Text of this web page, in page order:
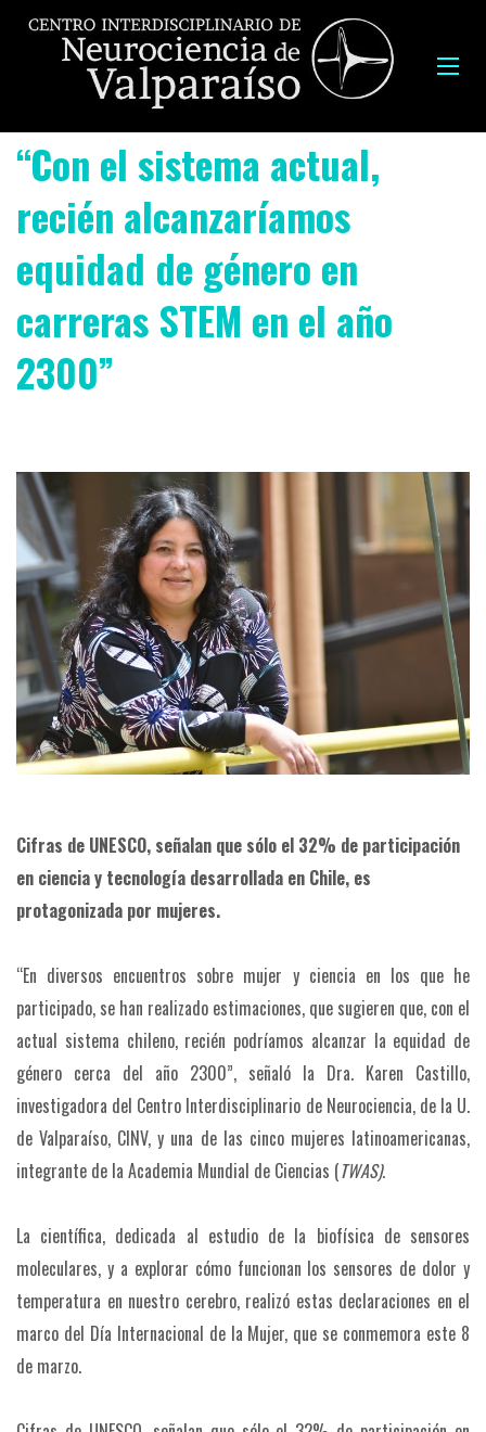
“Con el sistema actual,
recién alcanzaríamos
equidad de género en
carreras STEM en el año
2300”
Cifras de UNESCO, señalan que sólo el 32% de participación
en ciencia y tecnología desarrollada en Chile, es
protagonizada por mujeres.
“En diversos encuentros sobre mujer y ciencia en los que he
participado, se han realizado estimaciones, que sugieren que, con el
actual sistema chileno, recién podríamos alcanzar la equidad de
género cerca del año 2300”, señaló la Dra. Karen Castillo,
investigadora del Centro Interdisciplinario de Neurociencia, de la U.
de Valparaíso, CINV, y una de las cinco mujeres latinoamericanas,
integrante de la Academia Mundial de Ciencias (TWAS).
La científica, dedicada al estudio de la biofísica de sensores
moleculares, y a explorar cómo funcionan los sensores de dolor y
temperatura en nuestro cerebro, realizó estas declaraciones en el
marco del Día Internacional de la Mujer, que se conmemora este 8
de marzo.